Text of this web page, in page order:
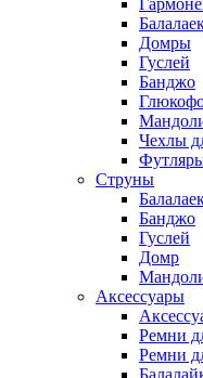
Домры
Гуслей
Банджо
Чехлы
Струны
Банджо
Гуслей
Домр
Аксессуары
Ремни
Ремни